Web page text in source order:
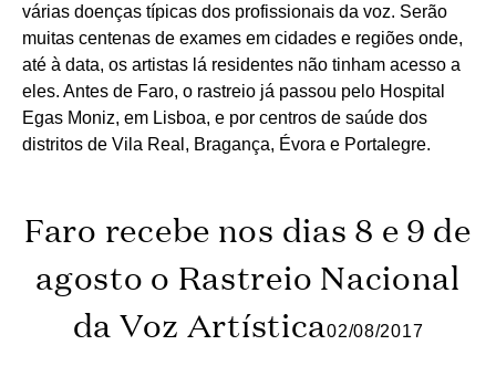
várias doenças típicas dos profissionais da voz. Serão
muitas centenas de exames em cidades e regiões onde,
até à data, os artistas lá residentes não tinham acesso a
eles. Antes de Faro, o rastreio já passou pelo Hospital
Egas Moniz, em Lisboa, e por centros de saúde dos
distritos de Vila Real, Bragança, Évora e Portalegre.
Faro recebe nos dias 8 e 9 de
agosto o Rastreio Nacional
da Voz Artística02/08/2017